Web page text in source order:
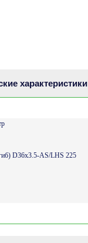
характеристики
D36x3.5-AS/LHS 225